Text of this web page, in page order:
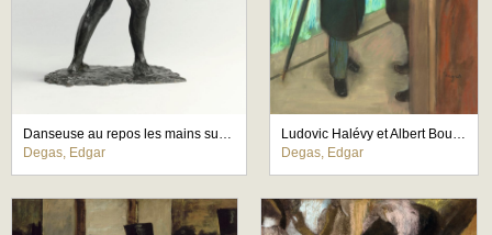
Danseuse au repos les mains sur les reins, jambe droite en avant
Degas, Edgar
Ludovic Halévy et Albert Boulanger-Cavé dans les coulisses de l'Opéra
Degas, Edgar